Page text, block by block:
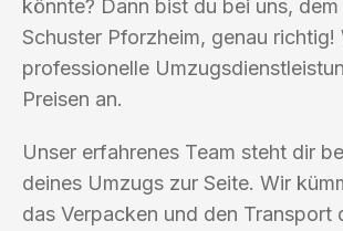
könnte? Dann bist du bei uns,
Schuster Pforzheim, genau richtig!
professionelle
Preisen an.
Unser erfahrenes Team steht dir
deines Umzugs zur Seite. Wir
das Verpacken und den Transport